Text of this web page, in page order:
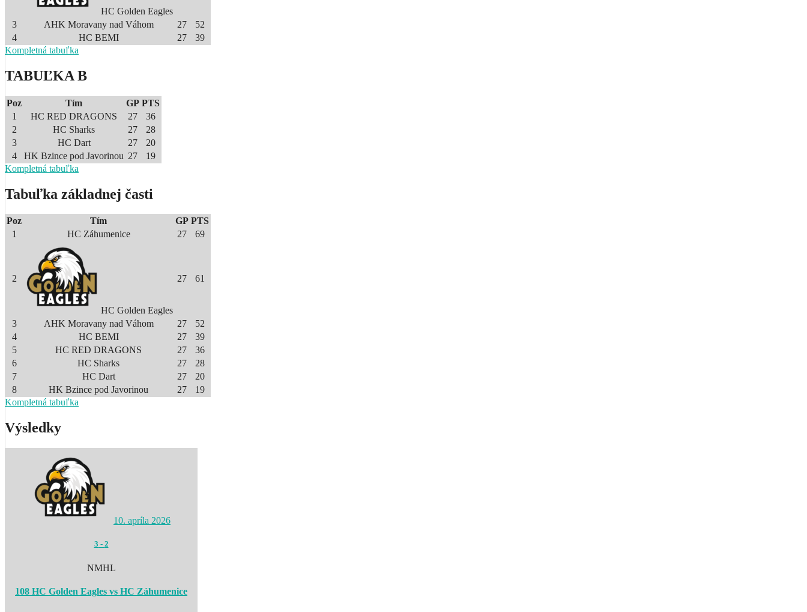
HC Golden Eagles
3 AHK Moravany nad Váhom 27
52
4
HC BEMI 27
39
Kompletná tabuľka
TABUĽKA B
Poz Tím GP PTS
1
HC RED DRAGONS 27
36
2
HC Sharks 27
28
3
HC Dart 27
20
4
HK Bzince pod Javorinou 27
19
Kompletná tabuľka
Tabuľka základnej časti
Poz Tím GP PTS
1
HC Záhumenice 27 69
2
HC Golden Eagles
27 61
3 AHK Moravany nad Váhom 27
52
4
HC BEMI 27
39
5
HC RED DRAGONS 27
36
6
HC Sharks 27
28
7
HC Dart 27
20
8
HK Bzince pod Javorinou 27
19
Kompletná tabuľka
Výsledky
10. apríla 2026
3 - 2
NMHL
108 HC Golden Eagles vs HC Záhumenice